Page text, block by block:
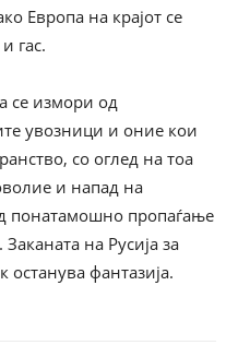
Европа на крајот се
гас.
се измори од
увозници и оние кои
со оглед на тоа
и напад на
понатамошно пропаѓање
на Русија за
останува фантазија.